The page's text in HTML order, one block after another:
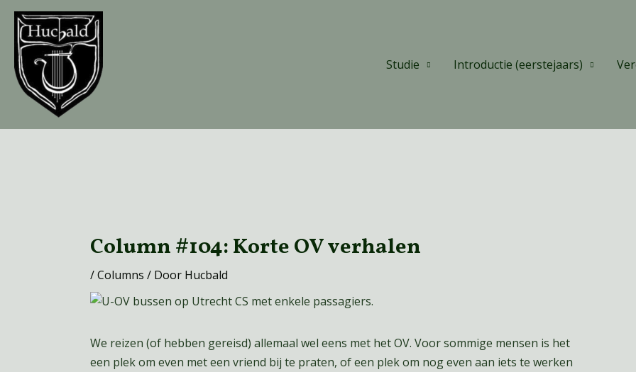
naar
inhoud
Studie Introductie (eerstejaars)
Column #104: Korte OV verhalen
/Columns / Door Hucbald
We reizen (of hebben gereisd) allemaal wel eens met het OV. Voor sommige mensen is het
een plek om even met een vriend bij te praten, of een plek om nog even aan iets te werken